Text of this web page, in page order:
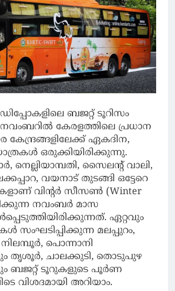
ഡിപ്പോകളിലെ ബജറ്റ് ടൂറിസം
കേരളത്തിലെ പ്രധാന
ഏകദിന,
യാത്രകൾ ഒരുക്കിയിരിക്കുന്നു.
നെല്ലിയാമ്പതി, സൈലന്റ് വാലി,
വയനാട് തുടങ്ങി ഒട്ടേറെ
വിന്റർ സീസൺ (Winter
നവംബർ മാസ
ഏറ്റവും
സംഘടിപ്പിക്കുന്ന മലപ്പുറം,
പൊന്നാനി
തൃശൂർ, ചാലക്കുടി, തൊടുപുഴ
ബജറ്റ് ടൂറുകളുടെ പൂർണ
വിശദമായി അറിയാം.